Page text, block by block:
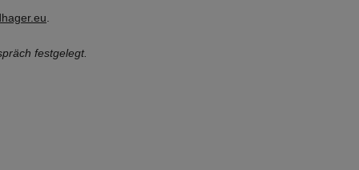
festgelegt.